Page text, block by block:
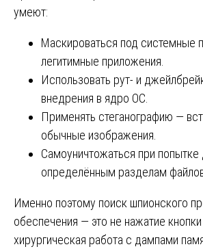
умеют:
Маскироваться под системные
легитимные приложения.
Использовать рут- и
внедрения в ядро ОС.
Применять стеганографию —
обычные изображения.
Самоуничтожаться при попытке
определённым разделам
Именно поэтому поиск шпионского
обеспечения — это не нажатие
хирургическая работа с дампами